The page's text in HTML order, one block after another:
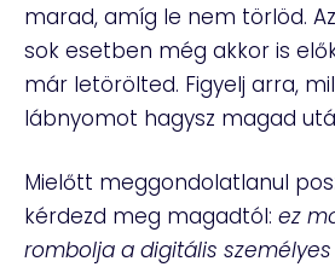
marad, amíg le nem törlöd.
sok esetben még akkor is
már letörölted. Figyelj arra,
lábnyomot hagysz magad
Mielőtt meggondolatlanul
kérdezd meg magadtól: ez
rombolja a digitális